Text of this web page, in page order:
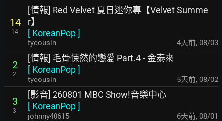
14
14
[情報] Red Velvet 夏日迷你專【Velvet Summe
r】
[ KoreanPop]
tycousin 4天前, 08/03
2
2
[情報] 毛骨悚然的戀愛 Part.4 - 金泰來
[ KoreanPop]
tycousin 5天前, 08/02
3
3
[影音] 260801 MBC Show!音樂中心
[ KoreanPop]
johnny40615 6天前, 08/01